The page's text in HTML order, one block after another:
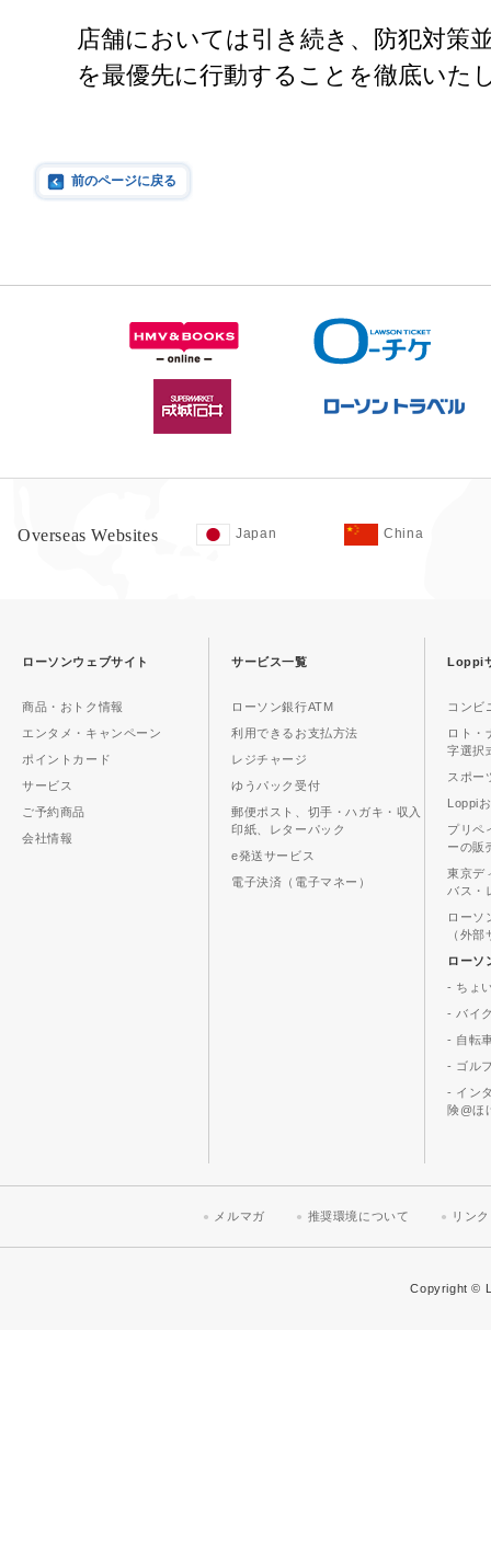
店舗においては引き続き、防犯対策
を最優先に行動することを徹底いた
前のページに戻る
Overseas Websites Japan China
ローソンウェブサイト
商品・おトク情報
エンタメ・キャンペーン
ポイントカード
サービス
ご予約商品
会社情報
サービス一覧
ローソン銀行ATM
利用できるお支払方法
レジチャージ
ゆうパック受付
郵便ポスト、切手・ハガキ・収入
印紙、レターパック
e発送サービス
電子決済（電子マネー）
Loppi
コンビ
ロト・
字選択
スポー
Loppi
プリペ
ーの販
東京デ
バス・
ローソ
（外
ローソ
- ちょ
- バイ
- 自転
- ゴル
- イン
険@ほ
メルマガ 推奨環境について リン
Copyright ©